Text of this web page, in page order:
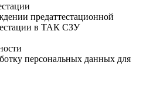
предаттестационной
в ТАК СЗУ
персональных данных для